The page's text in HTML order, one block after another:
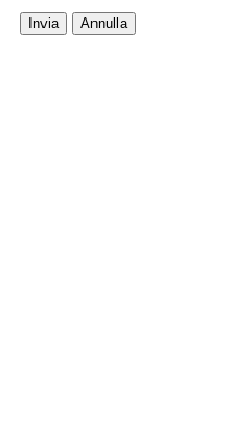
Invia Annulla